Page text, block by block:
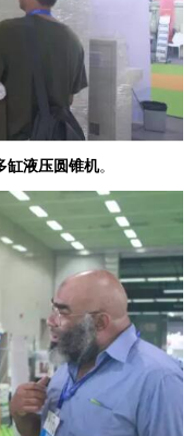
缸液压圆锥机。